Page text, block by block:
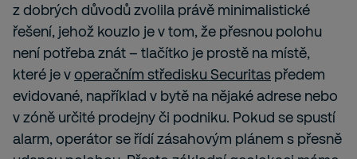
z dobrých důvodů zvolila právě minimalistické
řešení, jehož kouzlo je v tom, že přesnou polohu
není potřeba znát – tlačítko je prostě na místě,
které je voperačním středisku Securitas předem
evidované, například v bytě na nějaké adrese nebo
v zóně určité prodejny či podniku. Pokud se spustí
alarm, operátor se řídí zásahovým plánem s přesně